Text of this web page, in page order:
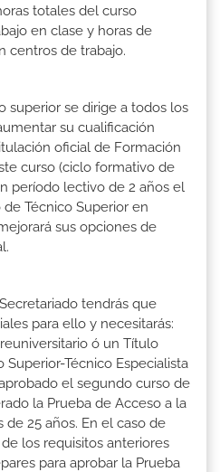
totales del curso
en clase y horas de
centros de trabajo.
superior se dirige a todos los
su cualificación
oficial de Formación
curso (ciclo formativo de
período lectivo de 2 años el
Técnico Superior en
sus opciones de
tendrás que
para ello y necesitarás:
ó un Título
Superior-Técnico Especialista
el segundo curso de
la Prueba de Acceso a la
de 25 años. En el caso de
los requisitos anteriores
para aprobar la Prueba